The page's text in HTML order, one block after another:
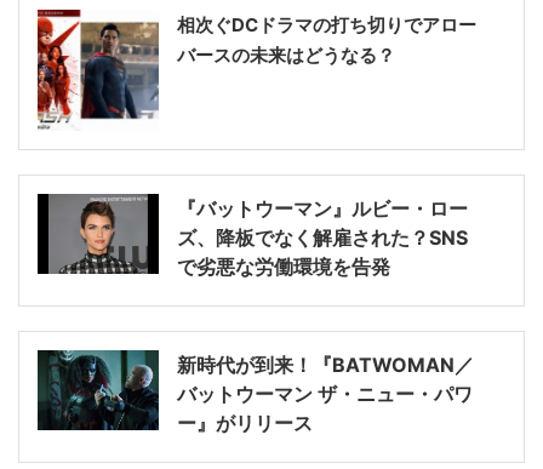
相次ぐDCドラマの打ち切りでアロー
バースの未来はどうなる？
『バットウーマン』ルビー・ロー
ズ、降板でなく解雇された？SNS
で劣悪な労働環境を告発
新時代が到来！『BATWOMAN／
バットウーマン ザ・ニュー・パワ
ー』がリリース